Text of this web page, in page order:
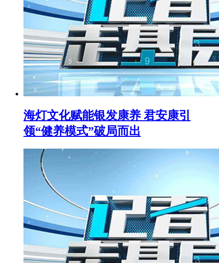
海灯文化赋能银发康养 君安康引
领“健养模式”破局而出